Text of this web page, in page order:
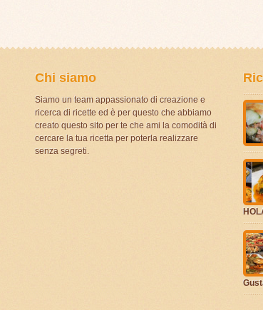
Chi siamo
Siamo un team appassionato di creazione e
ricerca di ricette ed è per questo che abbiamo
creato questo sito per te che ami la comodità di
cercare la tua ricetta per poterla realizzare
senza segreti.